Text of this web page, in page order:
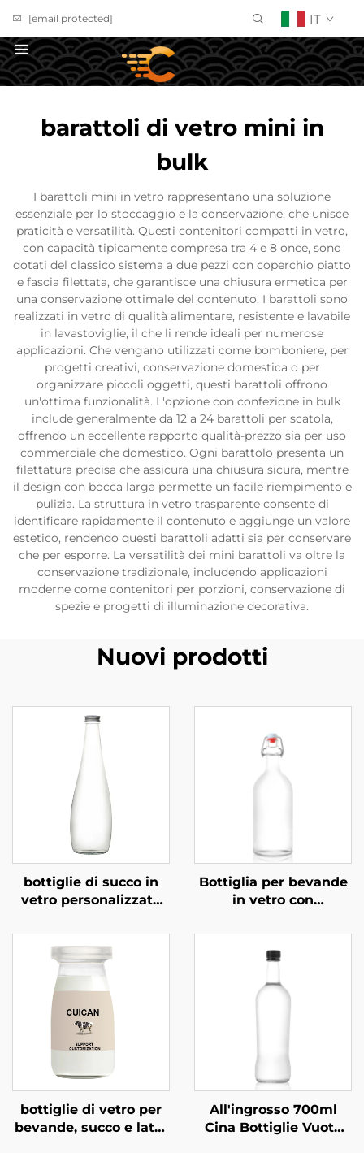
[email protected] IT
barattoli di vetro mini in
bulk
I barattoli mini in vetro rappresentano una soluzione
essenziale per lo stoccaggio e la conservazione, che unisce
praticità e versatilità. Questi contenitori compatti in vetro,
con capacità tipicamente compresa tra 4 e 8 once, sono
dotati del classico sistema a due pezzi con coperchio piatto
e fascia filettata, che garantisce una chiusura ermetica per
una conservazione ottimale del contenuto. I barattoli sono
realizzati in vetro di qualità alimentare, resistente e lavabile
in lavastoviglie, il che li rende ideali per numerose
applicazioni. Che vengano utilizzati come bomboniere, per
progetti creativi, conservazione domestica o per
organizzare piccoli oggetti, questi barattoli offrono
un'ottima funzionalità. L'opzione con confezione in bulk
include generalmente da 12 a 24 barattoli per scatola,
offrendo un eccellente rapporto qualità-prezzo sia per uso
commerciale che domestico. Ogni barattolo presenta un
filettatura precisa che assicura una chiusura sicura, mentre
il design con bocca larga permette un facile riempimento e
pulizia. La struttura in vetro trasparente consente di
identificare rapidamente il contenuto e aggiunge un valore
estetico, rendendo questi barattoli adatti sia per conservare
che per esporre. La versatilità dei mini barattoli va oltre la
conservazione tradizionale, includendo applicazioni
moderne come contenitori per porzioni, conservazione di
spezie e progetti di illuminazione decorativa.
Nuovi prodotti
bottiglie di succo in
vetro personalizzate
500 ml per bevande
gassate
Bottiglia per bevande
in vetro con
basculante OEM
all'ingrosso da 1000
base di succo, vino e
bottiglie di vetro per
bevande, succo e latte
All'ingrosso 700ml
Cina Bottiglie Vuote